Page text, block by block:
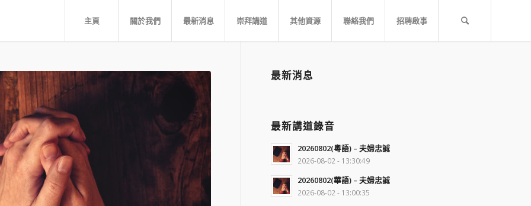
主頁 關於我們 最新消息 崇拜講道 其他資源 聯絡我們 招聘啟事
最新消息
最新講道錄音
20260802(粵語) – 夫婦忠誠
2026-08-02 - 13:30:49
20260802(華語) – 夫婦忠誠
2026-08-02 - 13:00:35